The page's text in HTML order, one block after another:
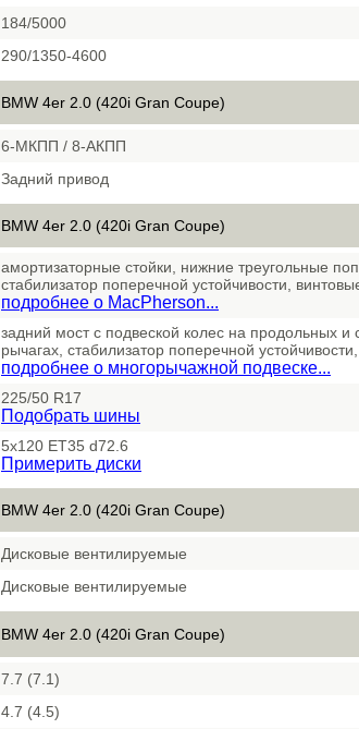
184/5000
290/1350-4600
BMW 4er 2.0 (420i Gran Coupe)
6-МКПП / 8-АКПП
Задний привод
BMW 4er 2.0 (420i Gran Coupe)
амортизаторные стойки, нижние треугольные
стабилизатор поперечной устойчивости,
подробнее о MacPherson...
задний мост с подвеской колес на продольных
рычагах, стабилизатор поперечной
подробнее о многорычажной подвеске...
225/50 R17
Подобрать шины
5x120 ET35 d72.6
Примерить диски
BMW 4er 2.0 (420i Gran Coupe)
Дисковые вентилируемые
Дисковые вентилируемые
BMW 4er 2.0 (420i Gran Coupe)
7.7 (7.1)
4.7 (4.5)